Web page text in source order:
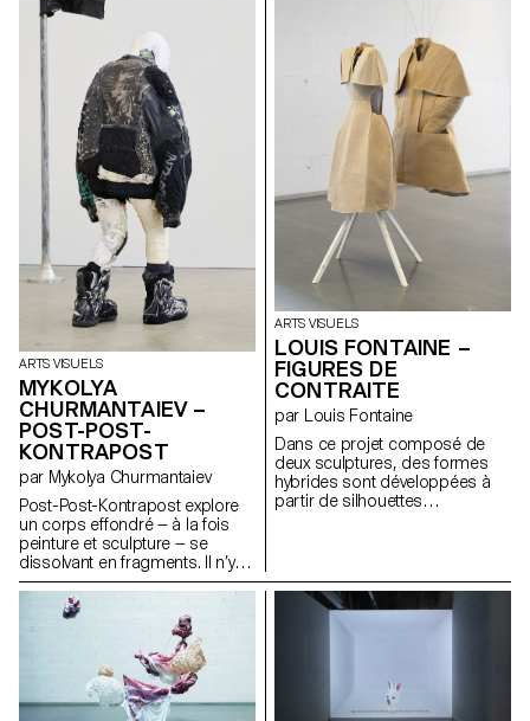
ARTS VISUELS
MYKOLYA
CHURMANTAIEV –
POST-POST-
KONTRAPOST
par Mykolya Churmantaiev
Post-Post-Kontrapost explore
un corps effondré — à la fois
peinture et sculpture — se
dissolvant en fragments. Il n’y a
plus d’action, seulement une
trace. Une figure s’est
échappée de l’espace qui la
retenait ; il ne reste qu’une
absence. Des oiseaux
l’entourent — ni hostiles, ni
actifs, juste présents. Leur
regard silencieux devient gaze
ARTS VISUELS
LOUIS FONTAINE –
FIGURES DE
CONTRAITE
par Louis Fontaine
Dans ce projet composé de
deux sculptures, des formes
hybrides sont développées à
partir de silhouettes
tenues de pompiers japonais
féodaux. L’ensemble explore la
notion d’apparat et sa relation
tension dynamique entre
protection et rigidité s’en